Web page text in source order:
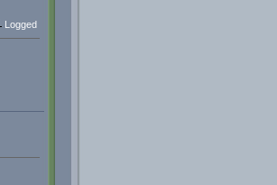
Logged